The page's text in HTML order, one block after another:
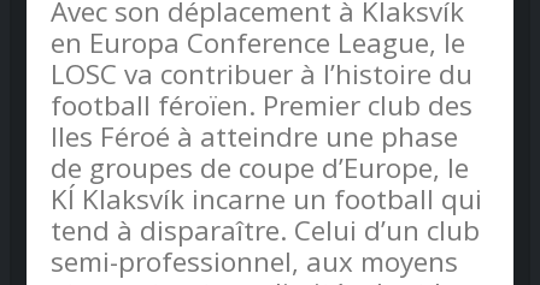
Avec son déplacement à Klaksvík
en Europa Conference League, le
LOSC va contribuer à l’histoire du
football féroïen. Premier club des
Iles Féroé à atteindre une phase
de groupes de coupe d’Europe, le
KÍ Klaksvík incarne un football qui
tend à disparaître. Celui d’un club
semi-professionnel, aux moyens